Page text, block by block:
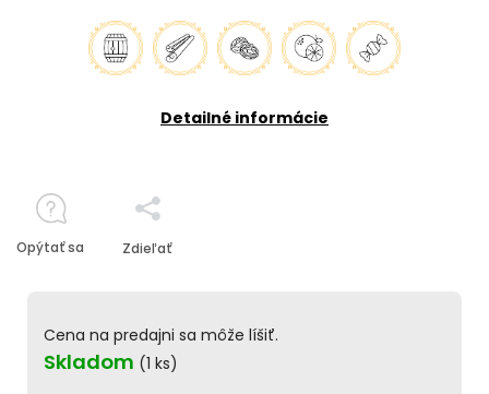
Cena na predajni sa môže líšiť.
Skladom (1 ks)
Detailné informácie
Opýtať sa Zdieľať